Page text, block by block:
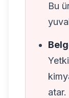
Bu
atar.